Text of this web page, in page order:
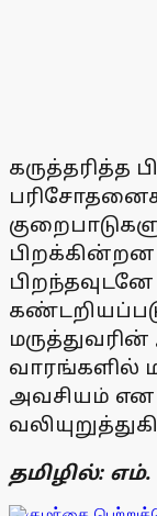
கருத்தரித்த
வாரங்களில்
அவசியம் என
தமிழில்: எம்.